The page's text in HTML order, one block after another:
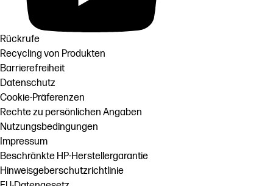
Rückrufe
Recycling von Produkten
Barrierefreiheit
Datenschutz
Cookie-Präferenzen
Rechte zu persönlichen Angaben
Nutzungsbedingungen
Impressum
Beschränkte HP-Herstellergarantie
Hinweisgeberschutzrichtlinie